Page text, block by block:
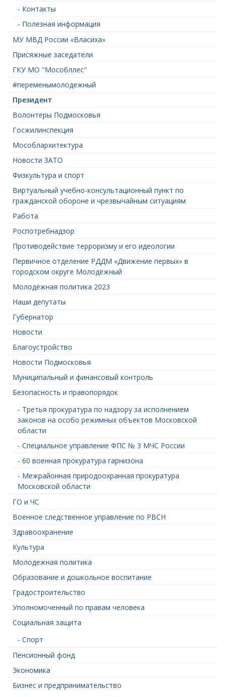
- Контакты
- Полезная информация
МУ МВД России «Власиха»
Присяжные заседатели
ГКУ МО "Мособллес"
#переменымолодежный
Президент
Волонтеры Подмосковья
Госжилинспекция
Мособлархитектура
Новости ЗАТО
Физкультура и спорт
Виртуальный учебно-консультационный пункт по
гражданской обороне и чрезвычайным ситуациям
Работа
Роспотребнадзор
Противодействие терроризму и его идеологии
Первичное отделение РДДМ «Движение первых» в
городском округе Молодёжный
Молодёжная политика 2023
Наши депутаты
Губернатор
Новости
Благоустройство
Новости Подмосковья
Муниципальный и финансовый контроль
Безопасность и правопорядок
- Третья прокуратура по надзору за исполнением
законов на особо режимных объектов Московской
области
- Специальное управление ФПС № 3 МЧС России
- 60 военная прокуратура гарнизона
- Межрайонная природоохранная прокуратура
Московской области
ГО и ЧС
Военное следственное управление по РВСН
Здравоохранение
Культура
Молодежная политика
Образование и дошкольное воспитание
Градостроительство
Уполномоченный по правам человека
Социальная защита
- Спорт
Пенсионный фонд
Экономика
Бизнес и предпринимательство